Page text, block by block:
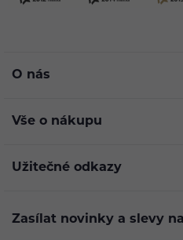
O nás
Vše o nákupu
Užitečné odkazy
Zasílat novinky a slevy